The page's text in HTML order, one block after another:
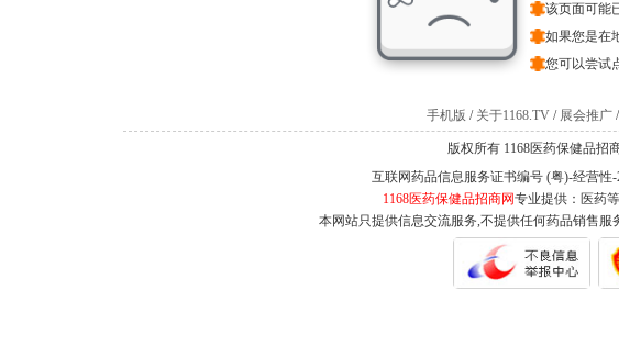
该页面可能
如果您是在
您可以尝试
手机版 / 关于1168.TV / 展会推广 /
版权所有 1168医药保健品招
互联网药品信息服务证书编号 (粤)-经营性-
1168医药保健品招商网专业提供：医药
本网站只提供信息交流服务,不提供任何药品销售